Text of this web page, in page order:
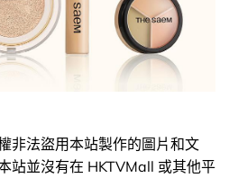
非法盜用本站製作的圖片和文
站並沒有在 HKTVMall 或其他平